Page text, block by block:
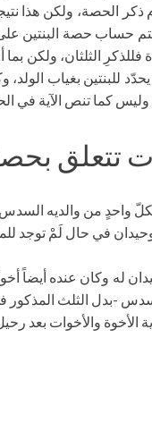
الحصة، ولكن هذا
حساب حصة البنتين
فللذكرِ الثلثان،
للبنتين بغياب
كما تنص الآية في
تتعلق
واحدٍ من والديه
في حال لَمْ توجد
له وكان عنده أيضاً
-بدل الثلث
والأخوات بعد